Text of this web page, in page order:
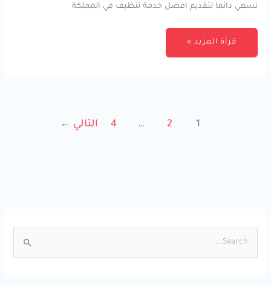
نسعي دائما لتقديم افضل خدمة تنظيف في المملكة
قرأة المزيد »
1
2
…
4 التالي ←